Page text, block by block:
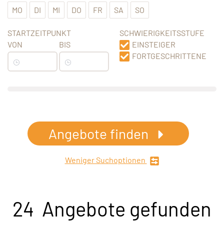
MO
DI MI DO FR SA SO
STARTZEITPUNKT
VON
BIS
SCHWIERIGKEITSSTUFE
EINSTEIGER
FORTGESCHRITTENE
Angebote finden
Weniger Suchoptionen
24 Angebote gefunden